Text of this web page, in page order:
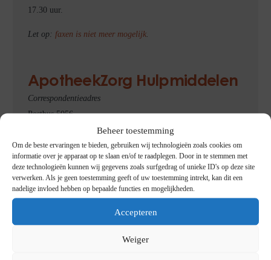
Beheer toestemming
Om de beste ervaringen te bieden, gebruiken wij technologieën zoals cookies om
informatie over je apparaat op te slaan en/of te raadplegen. Door in te stemmen met
deze technologieën kunnen wij gegevens zoals surfgedrag of unieke ID's op deze site
verwerken. Als je geen toestemming geeft of uw toestemming intrekt, kan dit een
nadelige invloed hebben op bepaalde functies en mogelijkheden.
Accepteren
Weiger
17.30 uur.
Let op: faxen is niet meer mogelijk.
ApotheekZorg Hulpmiddelen
Correspondentieadres
Postbus 5056
Bezoekadres
Poststraat 1
6135 KR SITTARD
www.startenmethulpmiddelen.nl
088 044 07 74
info@apotheekzorg-hulpmiddelen.nl